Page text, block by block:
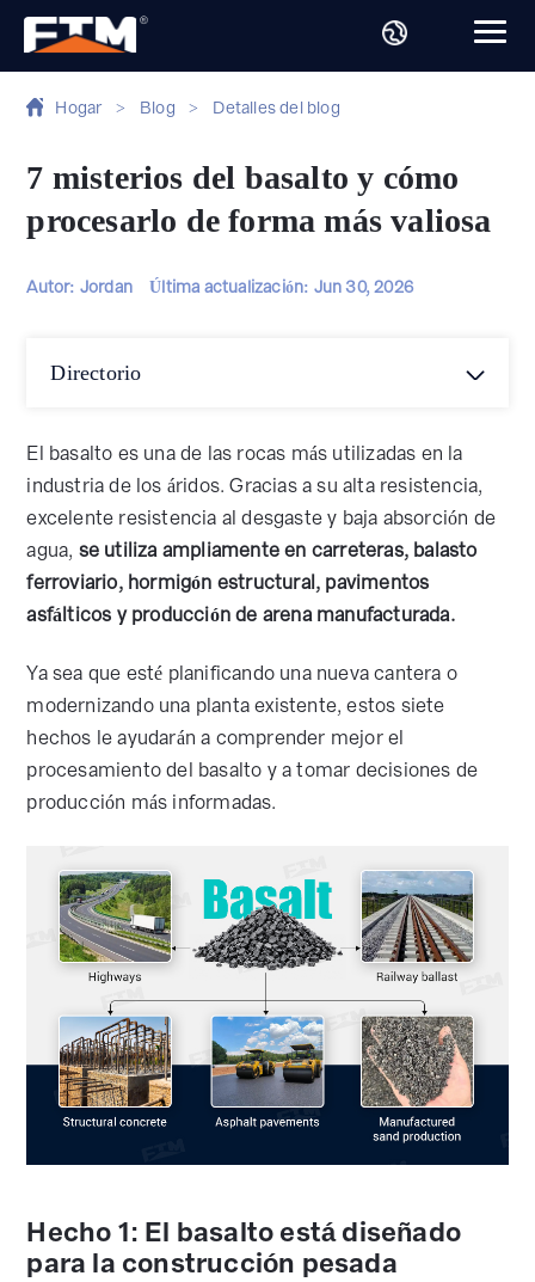
Hogar > Blog > Detalles del blog
7 misterios del basalto y cómo
procesarlo de forma más valiosa
Autor: Jordan Última actualización: Jun 30, 2026
Directorio
El basalto es una de las rocas más utilizadas en la
industria de los áridos. Gracias a su alta resistencia,
excelente resistencia al desgaste y baja absorción de
agua, se utiliza ampliamente en carreteras, balasto
ferroviario, hormigón estructural, pavimentos
asfálticos y producción de arena manufacturada.
Ya sea que esté planificando una nueva cantera o
modernizando una planta existente, estos siete
hechos le ayudarán a comprender mejor el
procesamiento del basalto y a tomar decisiones de
producción más informadas.
Hecho 1: El basalto está diseñado
para la construcción pesada